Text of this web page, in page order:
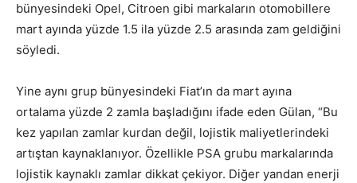
bünyesindeki Opel, Citroen gibi markaların otomobillere
mart ayında yüzde 1.5 ila yüzde 2.5 arasında zam geldiğini
söyledi.
Yine aynı grup bünyesindeki Fiat’ın da mart ayına
ortalama yüzde 2 zamla başladığını ifade eden Gülan, “Bu
kez yapılan zamlar kurdan değil, lojistik maliyetlerindeki
artıştan kaynaklanıyor. Özellikle PSA grubu markalarında
lojistik kaynaklı zamlar dikkat çekiyor. Diğer yandan enerji